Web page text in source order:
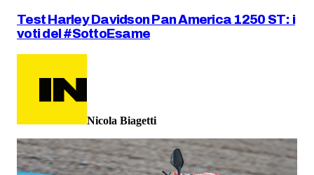
Test Harley Davidson Pan America 1250 ST: i
voti del #SottoEsame
Nicola Biagetti